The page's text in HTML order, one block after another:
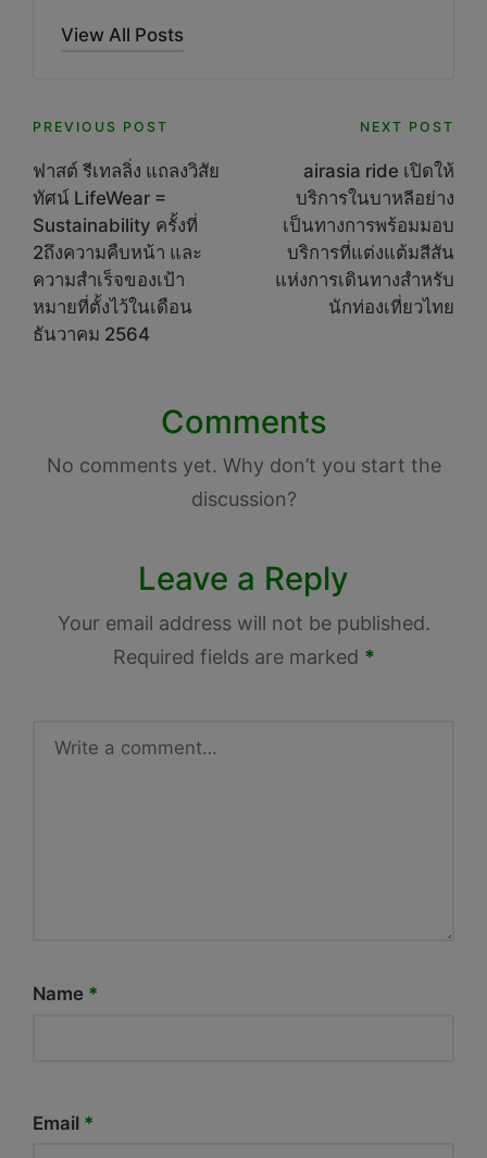
View All Posts
Post
navigation
PREVIOUS POST
ฟาสต์ รีเทลลิ่ง แถลงวิสัย
ทัศน์ LifeWear =
Sustainability ครั้งที่
2ถึงความคืบหน้า และ
ความสำเร็จของเป้า
หมายที่ตั้งไว้ในเดือน
ธันวาคม 2564
NEXT POST
airasia ride เปิดให้
บริการในบาหลีอย่าง
เป็นทางการพร้อมมอบ
บริการที่แต่งแต้มสีสัน
แห่งการเดินทางสำหรับ
นักท่องเที่ยวไทย
Comments
No comments yet. Why don’t you start the
discussion?
Leave a Reply
Your email address will not be published.
Required fields are marked *
Name *
Email *